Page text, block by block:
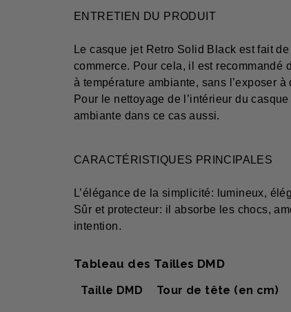
ENTRETIEN DU PRODUIT
Le casque jet Retro Solid Black est fait
commerce. Pour cela, il est recommandé
à température ambiante, sans l’exposer
Pour le nettoyage de l’intérieur du
ambiante dans ce cas aussi.
CARACTÉRISTIQUES PRINCIPALES
L’élégance de la simplicité: lumineux,
Sûr et protecteur: il absorbe les chocs,
intention.
Tableau des Tailles DMD
Taille DMD Tour de tête (en cm)